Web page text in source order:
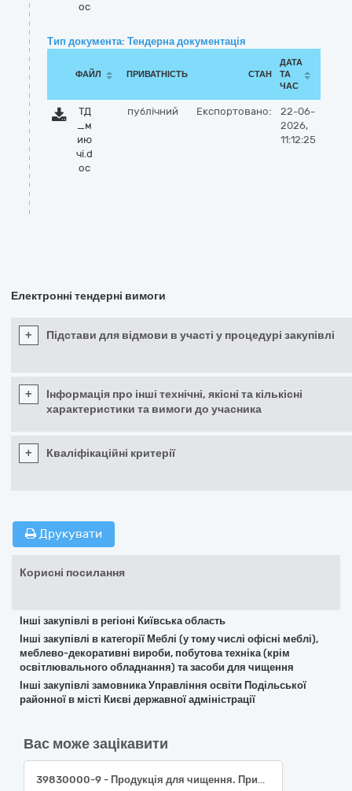
oc
Тип документа: Тендерна документація
ФАЙЛ ПРИВАТНІСТЬ СТАН
ДАТА
ТА
ЧАС
ТД
_м
ию
чі.d
oc
публічний Експортовано:
22-06-
2026,
11:12:25
Електронні тендерні вимоги
+ Підстави для відмови в участі у процедурі закупівлі
+
Інформація про інші технічні, якісні та кількісні
характеристики та вимоги до учасника
+ Кваліфікаційні критерії
Друкувати
Корисні посилання
Інші закупівлі в регіоні Київська область
Інші закупівлі в категорії Меблі (у тому числі офісні меблі),
меблево-декоративні вироби, побутова техніка (крім
освітлювального обладнання) та засоби для чищення
Інші закупівлі замовника Управління освіти Подільської
районної в місті Києві державної адміністрації
Вас може зацікавити
39830000-9 - Продукція для чищення. Придбання миючих засобів для закладів соціального захисту (Надання натуральної допомоги у вигляді наборів побутової хімії особам, які отримують послуги в КУ «ТЦ СО Пересипського району міста Одеси»)